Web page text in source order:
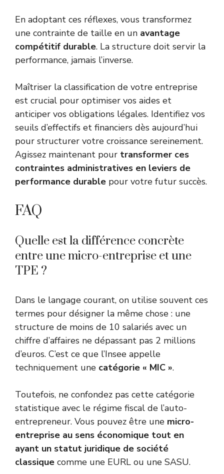
En adoptant ces réflexes, vous transformez
une contrainte de taille en un avantage
compétitif durable. La structure doit servir la
performance, jamais l’inverse.
Maîtriser la classification de votre entreprise
est crucial pour optimiser vos aides et
anticiper vos obligations légales. Identifiez vos
seuils d’effectifs et financiers dès aujourd’hui
pour structurer votre croissance sereinement.
Agissez maintenant pour transformer ces
contraintes administratives en leviers de
performance durable pour votre futur succès.
FAQ
Quelle est la différence concrète
entre une micro-entreprise et une
TPE ?
Dans le langage courant, on utilise souvent ces
termes pour désigner la même chose : une
structure de moins de 10 salariés avec un
chiffre d’affaires ne dépassant pas 2 millions
d’euros. C’est ce que l’Insee appelle
techniquement une catégorie « MIC ».
Toutefois, ne confondez pas cette catégorie
statistique avec le régime fiscal de l’auto-
entrepreneur. Vous pouvez être une micro-
entreprise au sens économique tout en
ayant un statut juridique de société
classique comme une EURL ou une SASU.